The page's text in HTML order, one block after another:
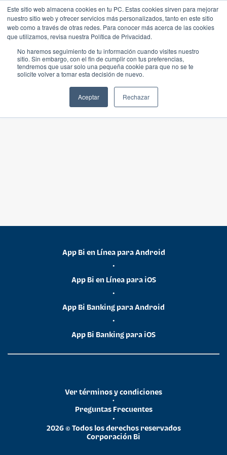
Este sitio web almacena cookies en tu PC. Estas cookies sirven para mejorar
nuestro sitio web y ofrecer servicios más personalizados, tanto en este sitio
web como a través de otras redes. Para conocer más acerca de las cookies
que utilizamos, revisa nuestra Política de Privacidad.
No haremos seguimiento de tu información cuando visites nuestro
sitio. Sin embargo, con el fin de cumplir con tus preferencias,
tendremos que usar solo una pequeña cookie para que no se te
solicite volver a tomar esta decisión de nuevo.
Aceptar Rechazar
App Bi en Línea para Android
•
App Bi en Línea para iOS
•
App Bi Banking para Android
•
App Bi Banking para iOS
2026 © Todos los derechos reservados
Corporación Bi
•
Preguntas Frecuentes
•
Ver términos y condiciones